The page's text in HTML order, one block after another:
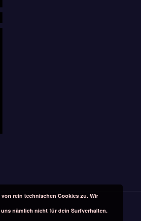
rein technischen Cookies zu. Wir
nämlich nicht für dein Surfverhalten.